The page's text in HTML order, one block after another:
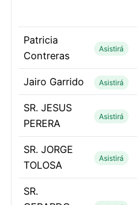
Patricia
Contreras
Asistirá
Jairo Garrido Asistirá
SR. JESUS
PERERA
Asistirá
SR. JORGE
TOLOSA
Asistirá
SR.